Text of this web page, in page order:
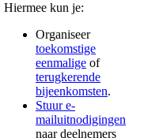
Hiermee kun je:
Organiseer
toekomstige
eenmalige of
terugkerende
bijeenkomsten.
Stuur e-
mailuitnodigingen
naar deelnemers